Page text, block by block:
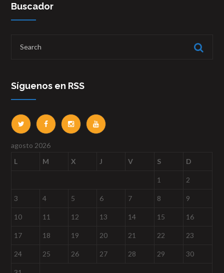
Buscador
Síguenos en RSS
agosto 2026
L
M X J V S D
1 2
3 4 5 6 7 8 9
10 11 12 13 14 15 16
17 18 19 20 21 22 23
24 25 26 27 28 29 30